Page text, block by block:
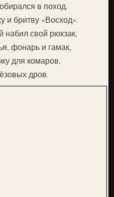
в поход.
и бритву «Восход».
набил свой рюкзак,
фонарь и гамак,
для комаров,
дров.